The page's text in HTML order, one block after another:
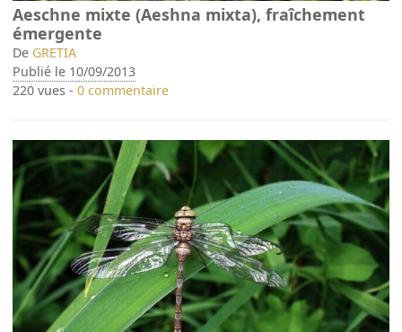
Aeschne mixte (Aeshna mixta), fraîchement
émergente
De GRETIA
Publié le 10/09/2013
220 vues -0 commentaire